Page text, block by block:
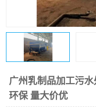
广州乳制品加工污
环保 量大价优
医院辐射污水衰变池